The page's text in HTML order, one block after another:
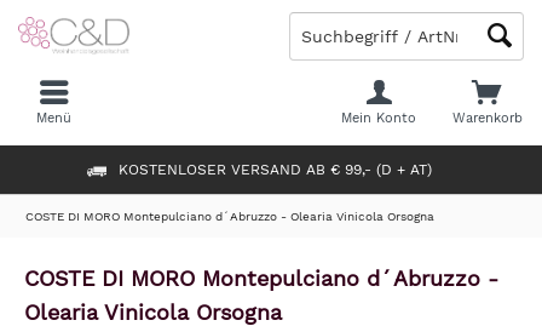
KOSTENLOSER VERSAND AB € 99,- (D + AT)
Warenkorb
Mein Konto
Menü
COSTE DI MORO Montepulciano d´Abruzzo - Olearia Vinicola Orsogna
COSTE DI MORO Montepulciano d´Abruzzo -
Olearia Vinicola Orsogna